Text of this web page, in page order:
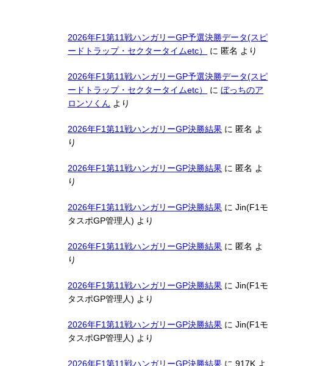
2026年F1第11戦ハンガリーGP予選決勝データ(スピ
ードトラップ・セクタータイムetc）
に 匿名 より
2026年F1第11戦ハンガリーGP予選決勝データ(スピ
ードトラップ・セクタータイムetc）
にぼっちのア
ロンソくん より
2026年F1第11戦ハンガリーGP決勝結果 に 匿名 よ
り
2026年F1第11戦ハンガリーGP決勝結果 に 匿名 よ
り
2026年F1第11戦ハンガリーGP決勝結果 にJin(F1モ
タスポGP管理人) より
2026年F1第11戦ハンガリーGP決勝結果 に 匿名 よ
り
2026年F1第11戦ハンガリーGP決勝結果 にJin(F1モ
タスポGP管理人) より
2026年F1第11戦ハンガリーGP決勝結果 にJin(F1モ
タスポGP管理人) より
2026年F1第11戦ハンガリーGP決勝結果 に917K よ